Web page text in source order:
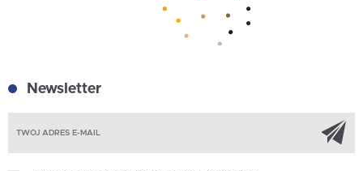
Newsletter